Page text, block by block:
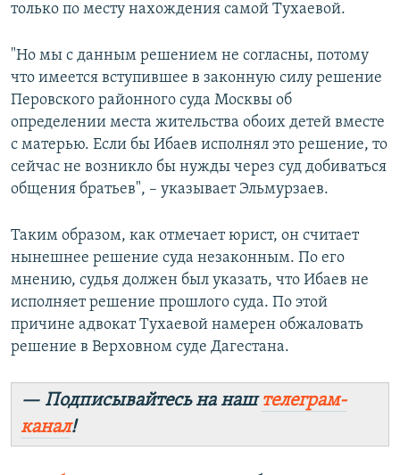
только по месту нахождения самой Тухаевой.
"Но мы с данным решением не согласны, потому
что имеется вступившее в законную силу решение
Перовского районного суда Москвы об
определении места жительства обоих детей вместе
с матерью. Если бы Ибаев исполнял это решение, то
сейчас не возникло бы нужды через суд добиваться
общения братьев", – указывает Эльмурзаев.
Таким образом, как отмечает юрист, он считает
нынешнее решение суда незаконным. По его
мнению, судья должен был указать, что Ибаев не
исполняет решение прошлого суда. По этой
причине адвокат Тухаевой намерен обжаловать
решение в Верховном суде Дагестана.
— Подписывайтесь на наштелеграм-
канал!